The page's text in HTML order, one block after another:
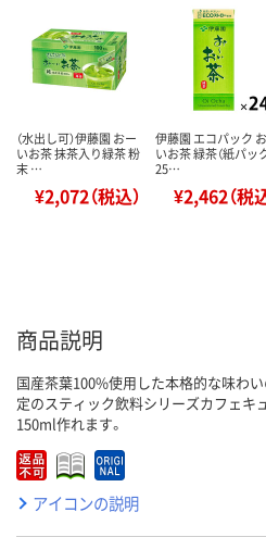
（水出し可）伊藤園 おー
いお茶 抹茶入り緑茶 粉
末 …
¥2,072（税込）
伊藤園 エコパック
いお茶 緑茶（紙パッ
25…
¥2,462（税
商品説明
国産茶葉100%使用した本格的な味わ
定のスティック飲料シリーズカフェキ
150ml作れます。
アイコンの説明